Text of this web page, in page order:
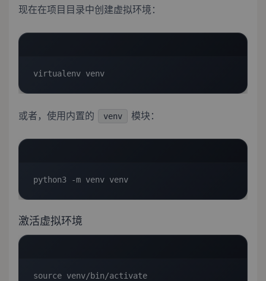
现在在项目目录中创建虚拟环境：
virtualenv venv
或者，使用内置的 venv 模块：
python3 -m venv venv
激活虚拟环境
source venv/bin/activate